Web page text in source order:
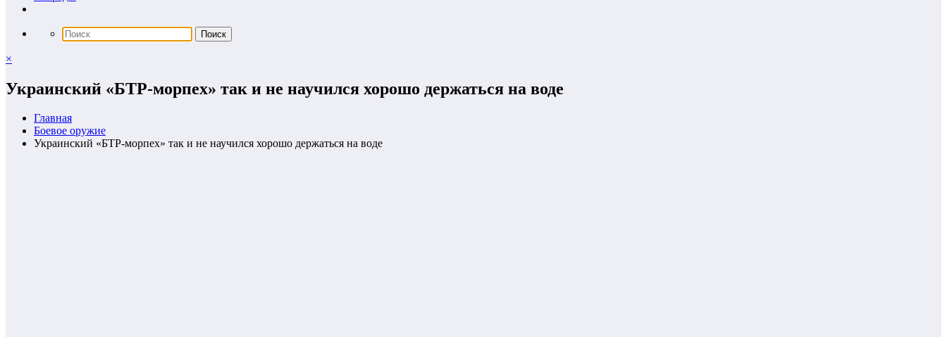
×
Украинский «БТР-морпех» так и не научился хорошо держаться на воде
Главная
Боевое оружие
Украинский «БТР-морпех» так и не научился хорошо держаться на воде